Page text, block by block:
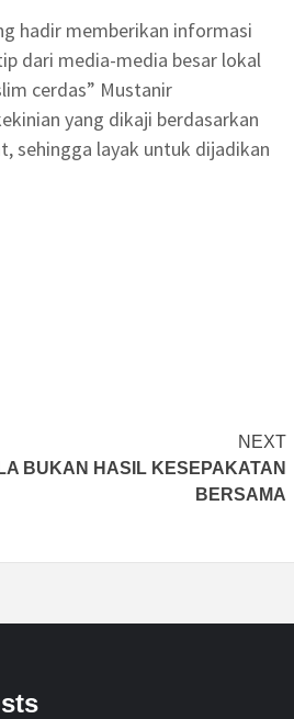
hadir memberikan informasi
dari media-media besar lokal
cerdas” Mustanir
yang dikaji berdasarkan
sehingga layak untuk dijadikan
NEXT
BUKAN HASIL KESEPAKATAN
BERSAMA